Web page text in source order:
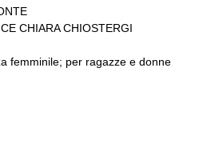
CHIARA CHIOSTERGI
femminile; per ragazze e donne